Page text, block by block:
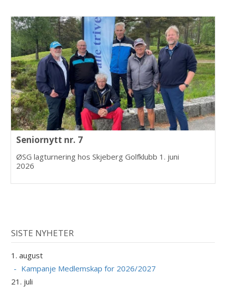
Seniornytt nr. 7
ØSG lagturnering hos Skjeberg Golfklubb 1. juni
2026
SISTE NYHETER
1. august
Kampanje Medlemskap for 2026/2027
21. juli